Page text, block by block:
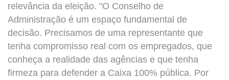
relevância da eleição. "O Conselho de
Administração é um espaço fundamental de
decisão. Precisamos de uma representante que
tenha compromisso real com os empregados, que
conheça a realidade das agências e que tenha
firmeza para defender a Caixa 100% pública. Por